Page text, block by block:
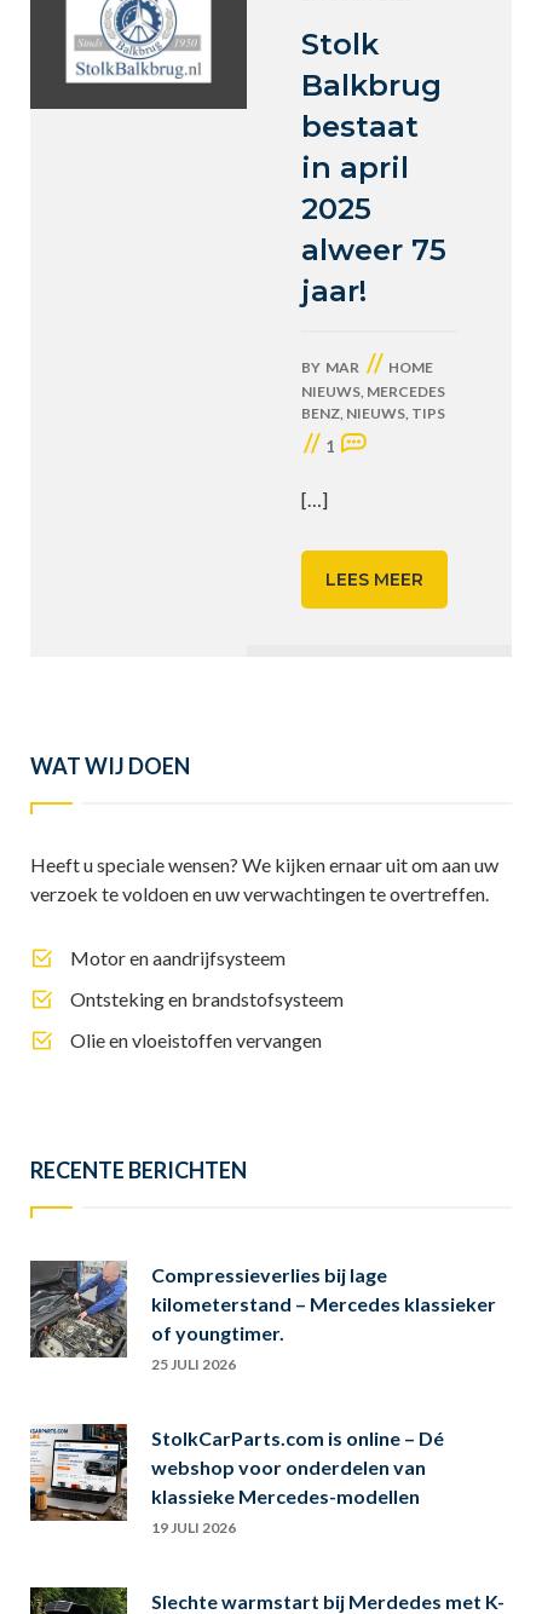
Stolk
Balkbrug
bestaat
in april
2025
alweer 75
jaar!
BY MAR // HOME
NIEUWS, MERCEDES
BENZ, NIEUWS, TIPS
// 1
[…]
LEES MEER
WAT WIJ DOEN
Heeft u speciale wensen? We kijken ernaar uit om aan uw
verzoek te voldoen en uw verwachtingen te overtreffen.
Motor en aandrijfsysteem
Ontsteking en brandstofsysteem
Olie en vloeistoffen vervangen
RECENTE BERICHTEN
Compressieverlies bij lage
kilometerstand – Mercedes klassieker
of youngtimer.
25 JULI 2026
StolkCarParts.com is online – Dé
webshop voor onderdelen van
klassieke Mercedes-modellen
19 JULI 2026
Slechte warmstart bij Merdedes met K-